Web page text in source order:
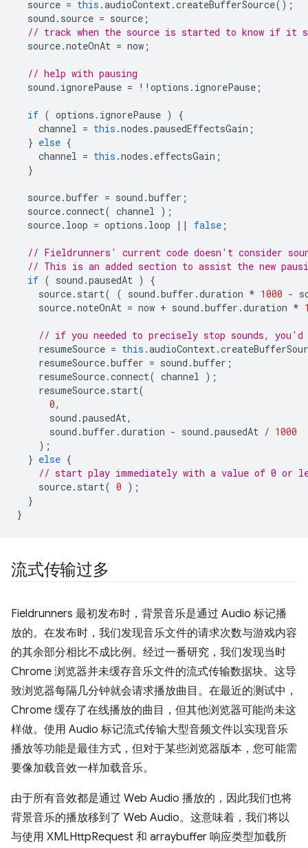
source = this .audioContext.createBufferSource();
sound . source = source ;
// track when the source is started to know if it
source.noteOnAt = now ;
// help with pausing
sound . ignorePause = !! options . ignorePause ;
if ( options . ignorePause )
{
channel = this .nodes .pausedEffectsGain ;
} else {
channel = this .nodes . effectsGain ;
}
source.buffer = sound .buffer ;
source.connect( channel );
source. loop = options . loop || false ;
// Fieldrunners' current code doesn't consider
// This is an added section to assist the new
if ( sound .pausedAt )
{
source. start( ( sound .buffer .duration * 1000 -
source.noteOnAt = now + sound .buffer .duration *
// if you needed to precisely stop sounds,
resumeSource = this .audioContext.
resumeSource.buffer = sound .buffer ;
resumeSource.connect( channel );
resumeSource. start(
0,
sound .pausedAt,
sound .buffer .duration - sound .pausedAt / 1000
);
} else {
// start play immediately with a value of 0 or
source. start( 0 );
}
}
流式传输过多
Fieldrunners 最初发布时，背景音乐是通过 Audio 标记播
放的。在发布时，我们发现音乐文件的请求次数与游戏内容
的其余部分相比不成比例。经过一番研究，我们发现当时
Chrome 浏览器并未缓存音乐文件的流式传输数据块。这导
致浏览器每隔几分钟就会请求播放曲目。在最近的测试中，
Chrome 缓存了在线播放的曲目，但其他浏览器可能尚未这
样做。使用 Audio 标记流式传输大型音频文件以实现音乐
播放等功能是最佳方式，但对于某些浏览器版本，您可能需
要像加载音效一样加载音乐。
由于所有音效都是通过 Web Audio 播放的，因此我们也将
背景音乐的播放移到了 Web Audio。这意味着，我们将以
与使用 XMLHttpRequest 和 arraybuffer 响应类型加载所